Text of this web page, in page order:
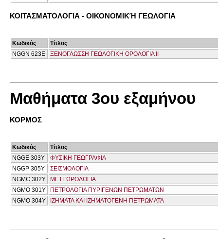
ΚΟΙΤΑΣΜΑΤΟΛΟΓΙΑ - ΟΙΚΟΝΟΜΙΚΉ ΓΕΩΛΟΓΙΑ
Κωδικός
Τίτλος
NGGN 623E
ΞΕΝΟΓΛΩΣΣΗ ΓΕΩΛΟΓΙΚΗ ΟΡΟΛΟΓΙΑ ΙΙ
Μαθήματα 3ου εξαμήνου
ΚΟΡΜΟΣ
Κωδικός
Τίτλος
NGGE 303Y
ΦΥΣΙΚΗ ΓΕΩΓΡΑΦΙΑ
NGGP 305Y
ΣΕΙΣΜΟΛΟΓΙΑ
NGMC 302Y
ΜΕΤΕΩΡΟΛΟΓΙΑ
NGMO 301Υ
ΠΕΤΡΟΛΟΓΙΑ ΠΥΡΙΓΕΝΩΝ ΠΕΤΡΩΜΑΤΩΝ
NGMO 304Y
ΙΖΗΜΑΤΑ ΚΑΙ ΙΖΗΜΑΤΟΓΕΝΗ ΠΕΤΡΩΜΑΤΑ